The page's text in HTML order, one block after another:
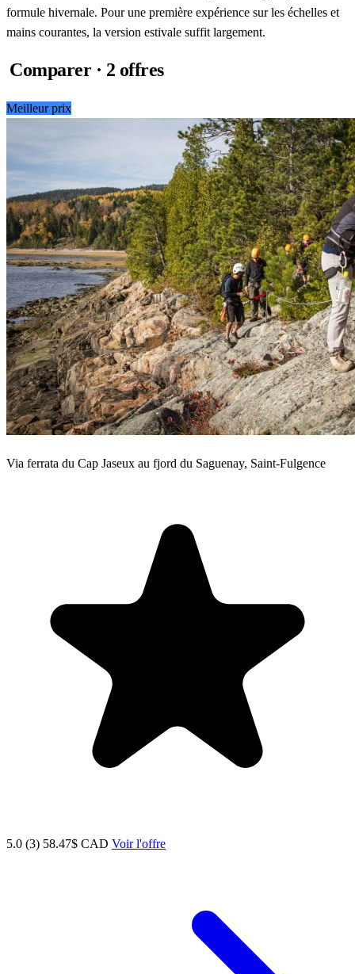
formule hivernale. Pour une première expérience sur les échelles et
mains courantes, la version estivale suffit largement.
Comparer · 2 offres
Meilleur prix
Via ferrata du Cap Jaseux au fjord du Saguenay, Saint-Fulgence
5.0 (3) 58.47$ CAD Voir l'offre